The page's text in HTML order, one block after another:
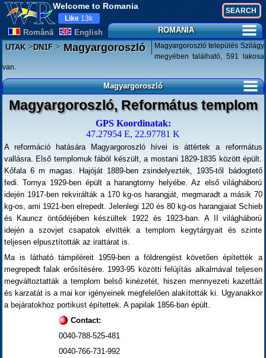
Welcome to Romania
Românã English
Like 13k
ROMANIA
UTAK>DN1F>Magyargoroszló
Magyargoroszló település Szilágy
megyében található, 591 lakosa
van.
Magyargoroszló
Magyargoroszló, Református templom
GPS Koordinatak:
47.27954 E, 22.97781 K
A reformáció hatására Magyargoroszló hívei is áttértek a református
vallásra. Első templomuk fából készült, a mostani 1829-1835 között épült.
Kőfala 6 m magas. Hajóját 1889-ben zsindelyezték, 1935-től bádogtető
fedi. Tornya 1929-ben épült a harangtorny helyébe. Az első világháború
idején 1917-ben rekvirálták a 170 kg-os harangját, megmaradt a másik 70
kg-os, ami 1921-ben elrepedt. Jelenlegi 120 és 80 kg-os harangjaiat Schieb
és Kauncz öntődéjében készültek 1922 és 1923-ban. A II világháború
idején a szovjet csapatok elvitték a templom kegytárgyait és szinte
teljesen elpusztították az irattárat is.
Ma is látható támpiléreit 1959-ben a földrengést követően építették a
megrepedt falak erősítésére. 1993-95 közötti felújítás alkalmával teljesen
megváltoztatták a templom belső kinézetét, hiszen mennyezeti kazettáit
és karzatát is a mai kor igényeinek megfelelően alakították ki. Ugyanakkor
a bejáratokhoz portikust építettek. A papilak 1856-ban épült.
Contact:
0040-788-525-481
0040-766-731-992